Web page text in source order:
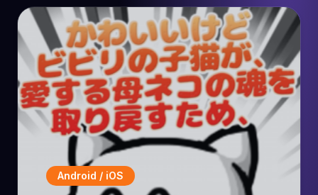
Android / iOS